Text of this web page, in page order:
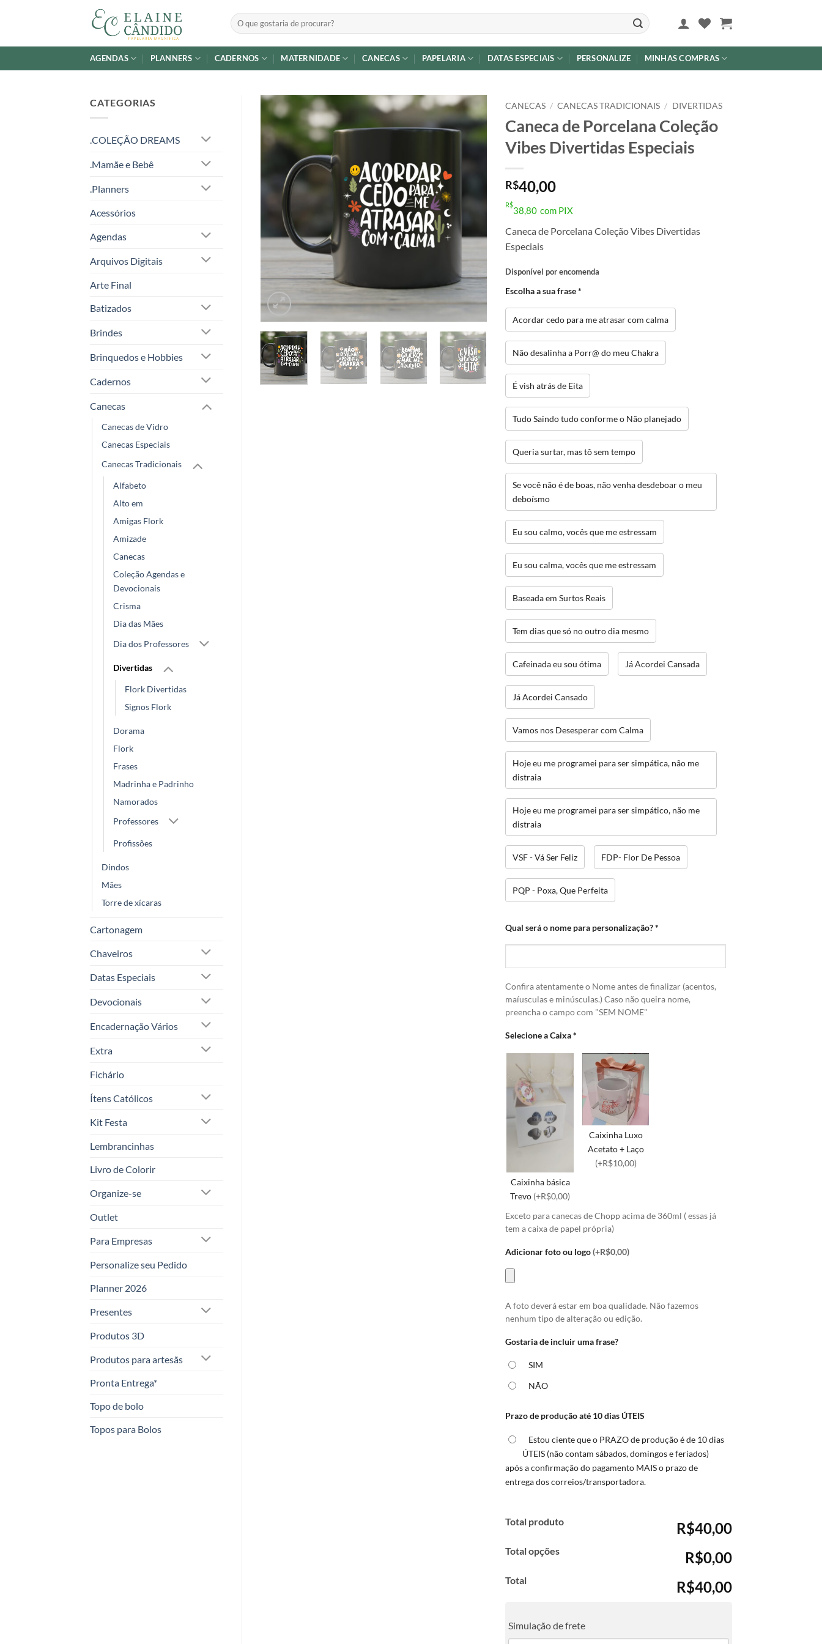
Pesquisar
por:
AGENDAS PLANNERS CADERNOS MATERNIDADE CANECAS PAPELARIA DATAS ESPECIAIS PERSONALIZE MINHAS COMPRAS
CATEGORIAS
.COLEÇÃO DREAMS
.Mamãe e Bebê
.Planners
Acessórios
Agendas
Arquivos Digitais
Arte Final
Batizados
Brindes
Brinquedos e Hobbies
Cadernos
Canecas
Canecas de Vidro
Canecas Especiais
Canecas Tradicionais
Alfabeto
Alto em
Amigas Flork
Amizade
Canecas
Coleção Agendas e
Devocionais
Crisma
Dia das Mães
Dia dos Professores
Divertidas
Flork Divertidas
Signos Flork
Dorama
Flork
Frases
Madrinha e Padrinho
Namorados
Professores
Profissões
Dindos
Mães
Torre de xícaras
Cartonagem
Chaveiros
Datas Especiais
Devocionais
Encadernação Vários
Extra
Fichário
Ítens Católicos
Kit Festa
Lembrancinhas
Livro de Colorir
Organize-se
Outlet
Para Empresas
Personalize seu Pedido
Planner 2026
Presentes
Produtos 3D
Produtos para artesãs
Pronta Entrega*
Topo de bolo
Topos para Bolos
CANECAS / CANECAS TRADICIONAIS / DIVERTIDAS
Caneca de Porcelana Coleção
Vibes Divertidas Especiais
R$40,00
R$
38,80 com PIX
Caneca de Porcelana Coleção Vibes Divertidas
Especiais
Disponível por encomenda
Escolha a sua frase*
Acordar cedo para me atrasar com calma
Não desalinha a Porr@ do meu Chakra
É vish atrás de Eita
Tudo Saindo tudo conforme o Não planejado
Queria surtar, mas tô sem tempo
Se você não é de boas, não venha desdeboar o meu
deboísmo
Eu sou calmo, vocês que me estressam
Eu sou calma, vocês que me estressam
Baseada em Surtos Reais
Tem dias que só no outro dia mesmo
Cafeinada eu sou ótima Já Acordei Cansada
Já Acordei Cansado
Vamos nos Desesperar com Calma
Hoje eu me programei para ser simpática, não me
distraia
Hoje eu me programei para ser simpático, não me
distraia
VSF - Vá Ser Feliz FDP- Flor De Pessoa
PQP - Poxa, Que Perfeita
Qual será o nome para personalização?*
Confira atentamente o Nome antes de finalizar (acentos,
maíusculas e minúsculas.) Caso não queira nome,
preencha o campo com "SEM NOME"
Selecione a Caixa*
Caixinha básica
Trevo (+R$0,00)
Caixinha Luxo
Acetato + Laço
(+R$10,00)
Exceto para canecas de Chopp acima de 360ml ( essas já
tem a caixa de papel própria)
Adicionar foto ou logo(+R$0,00)
A foto deverá estar em boa qualidade. Não fazemos
nenhum tipo de alteração ou edição.
Gostaria de incluir uma frase?
SIM
NÃO
Prazo de produção até 10 dias ÚTEIS
Estou ciente que o PRAZO de produção é de 10 dias
ÚTEIS (não contam sábados, domingos e feriados)
após a confirmação do pagamento MAIS o prazo de
entrega dos correios/transportadora.
Total produto R$40,00
Total opções R$0,00
Total R$40,00
Simulação de frete